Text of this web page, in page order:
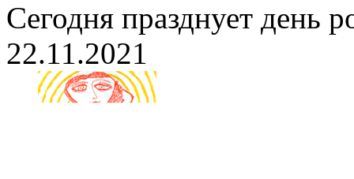
Сегодня празднует день
22.11.2021